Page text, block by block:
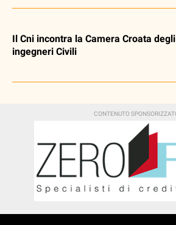
Il Cni incontra la Camera Croata degli
ingegneri Civili